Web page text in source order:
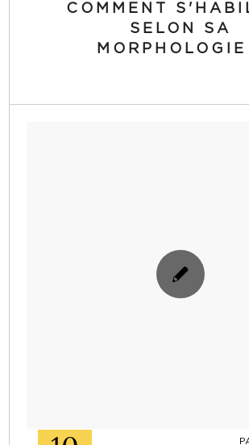
COMMENT
SELON SA
MORPHOLOGIE